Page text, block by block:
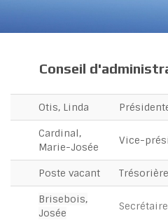
Conseil
Otis, Linda
Cardinal,
Marie-Josée
Vice-
Poste vacant Trésorière
Brisebois,
Josée
Secrétaire